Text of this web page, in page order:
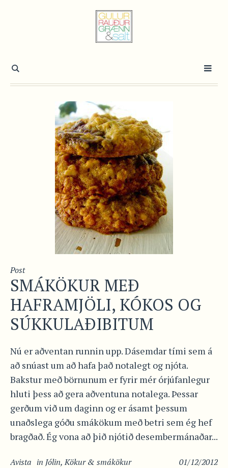
Post
SMÁKÖKUR MEÐ
HAFRAMJÖLI, KÓKOS OG
SÚKKULAÐIBITUM
Nú er aðventan runnin upp. Dásemdar tími sem á
að snúast um að hafa það notalegt og njóta.
Bakstur með börnunum er fyrir mér órjúfanlegur
hluti þess að gera aðventuna notalega. Þessar
gerðum við um daginn og er ásamt þessum
unaðslega góðu smákökum með betri sem ég hef
bragðað. Ég vona að þið njótið desembermánaðar...
01/12/2012
Avista in Jólin,Kökur & smákökur